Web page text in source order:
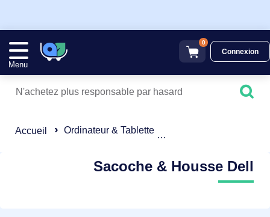
Menu
0
Connexion
Accueil Ordinateur & Tablette
Sacoche & Housse Dell